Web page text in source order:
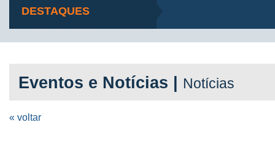
DESTAQUES
Eventos e Notícias | Notícias
« voltar